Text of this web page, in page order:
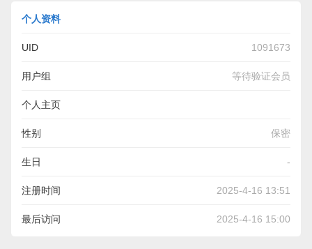
个人资料
UID 1091673
用户组 等待验证会员
个人主页
https://saltfired4.bravejournal.net/where-can-you-find-the-
top-ai-article-rewriter-information
性别 保密
生日 -
注册时间 2025-4-16 13:51
最后访问 2025-4-16 15:00